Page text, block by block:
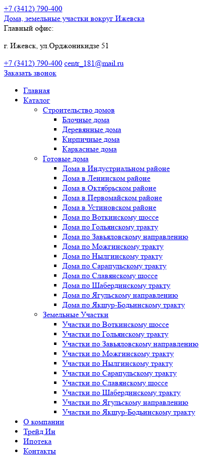
+7 (3412) 790-400
Дома, земельные участки вокруг Ижевска
Главный офис:
г. Ижевск, ул.Орджоникидзе 51
+7 (3412) 790-400 centr_181@mail.ru
Заказать звонок
Главная
Каталог
Строительство домов
Блочные дома
Деревянные дома
Кирпичные дома
Каркасные дома
Готовые дома
Дома в Индустриальном районе
Дома в Ленинском районе
Дома в Октябрьском районе
Дома в Первомайском районе
Дома в Устиновском районе
Дома по Воткинскому шоссе
Дома по Гольянскому тракту
Дома по Завьяловскому направлению
Дома по Можгинскому тракту
Дома по Нылгинскому тракту
Дома по Сарапульскому тракту
Дома по Славянскому шоссе
Дома по Шабердинскому тракту
Дома по Ягульскому направлению
Дома по Якшур-Бодьинскому тракту
Земельные Участки
Участки по Воткинскому шоссе
Участки по Гольянскому тракту
Участки по Завьяловскому направлению
Участки по Можгинскому тракту
Участки по Нылгинскому тракту
Участки по Сарапульскому тракту
Участки по Славянскому шоссе
Участки по Шабердинскому тракту
Участки по Ягульскому направлению
Участки по Якшур-Бодьинскому тракту
О компании
Трейд Ин
Ипотека
Контакты